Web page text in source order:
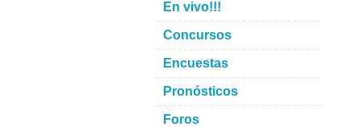
En vivo!!!
Concursos
Encuestas
Pronósticos
Foros